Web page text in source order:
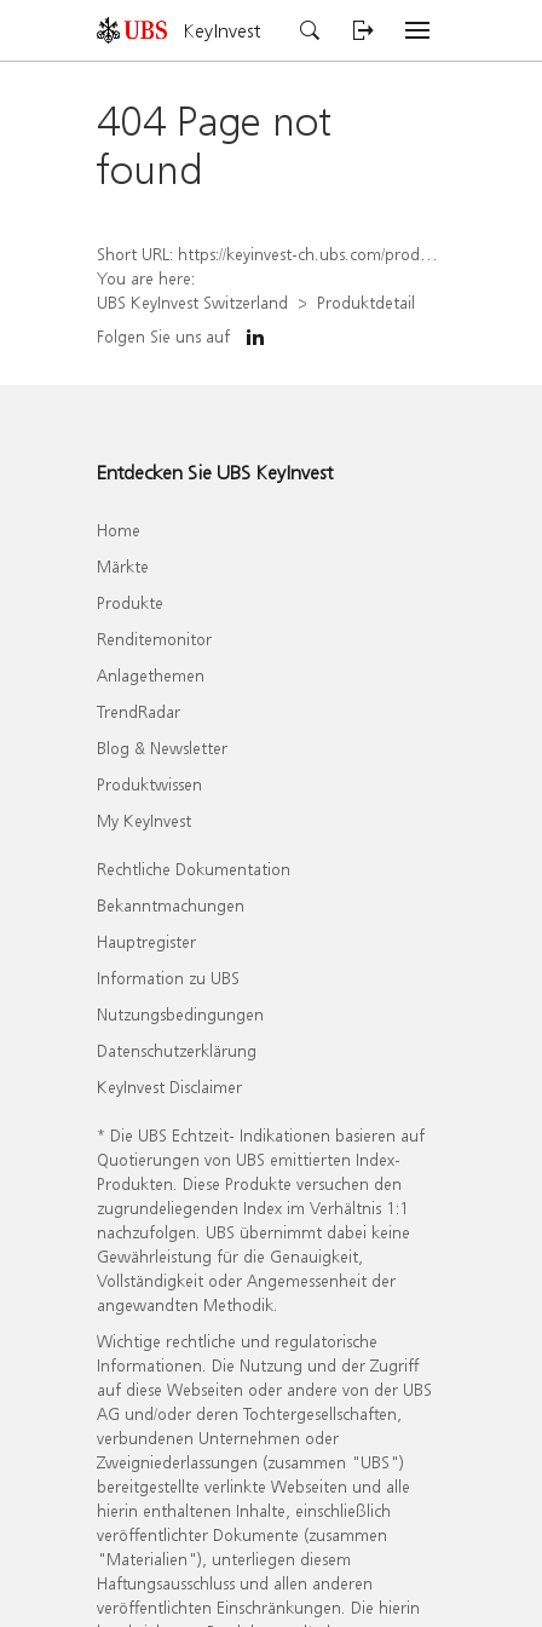
KeyInvest
404 Page not
found
Short URL: https://keyinvest-ch.ubs.com/produkt/detail/index/isin/CH1575333096
You are here:
UBS KeyInvest Switzerland
Produktdetail
Folgen Sie uns auf
Entdecken Sie UBS KeyInvest
Home
Märkte
Produkte
Renditemonitor
Anlagethemen
TrendRadar
Blog & Newsletter
Produktwissen
My KeyInvest
Rechtliche Dokumentation
Bekanntmachungen
Hauptregister
Information zu UBS
Nutzungsbedingungen
Datenschutzerklärung
KeyInvest Disclaimer
* Die UBS Echtzeit- Indikationen basieren auf
Quotierungen von UBS emittierten Index-
Produkten. Diese Produkte versuchen den
zugrundeliegenden Index im Verhältnis 1:1
nachzufolgen. UBS übernimmt dabei keine
Gewährleistung für die Genauigkeit,
Vollständigkeit oder Angemessenheit der
angewandten Methodik.
Wichtige rechtliche und regulatorische
Informationen. Die Nutzung und der Zugriff
auf diese Webseiten oder andere von der UBS
AG und/oder deren Tochtergesellschaften,
verbundenen Unternehmen oder
Zweigniederlassungen (zusammen "UBS")
bereitgestellte verlinkte Webseiten und alle
hierin enthaltenen Inhalte, einschließlich
veröffentlichter Dokumente (zusammen
"Materialien"), unterliegen diesem
Haftungsausschluss und allen anderen
veröffentlichten Einschränkungen. Die hierin